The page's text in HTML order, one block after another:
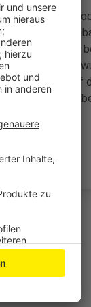
Jährige nur
nicht
die Polizei die
zu verhindern,
verletzte auf